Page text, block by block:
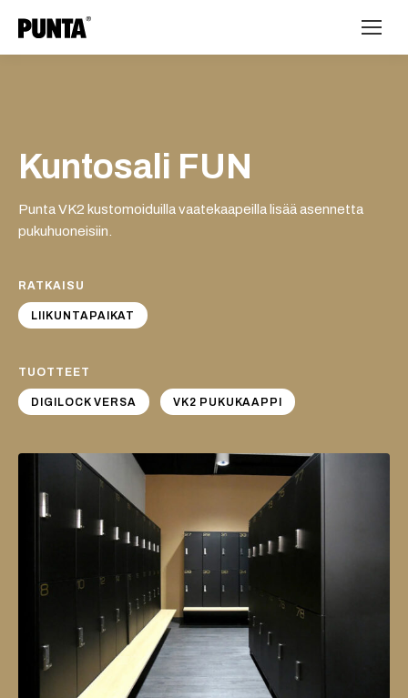
Kuntosali FUN
Punta VK2 kustomoiduilla vaatekaapeilla lisää asennetta
pukuhuoneisiin.
RATKAISU
LIIKUNTAPAIKAT
TUOTTEET
DIGILOCK VERSA VK2 PUKUKAAPPI